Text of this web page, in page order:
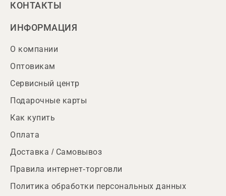
КОНТАКТЫ
ИНФОРМАЦИЯ
О компании
Оптовикам
Сервисный центр
Подарочные карты
Как купить
Оплата
Доставка / Самовывоз
Правила интернет-торговли
Политика обработки персональных данных